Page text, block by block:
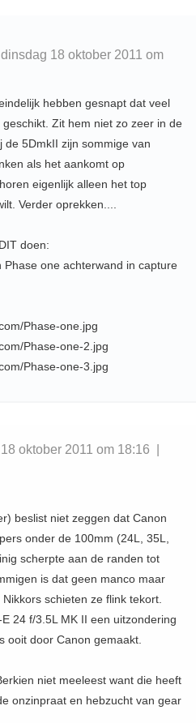
18 oktober 2011 om
hebben gesnapt dat veel
Zit hem niet zo zeer in de
5DmkII zijn sommige van
als het aankomt op
eigenlijk alleen het top
Verder oprekken....
doen:
one achterwand in capture
Phase-one.jpg
Phase-one-2.jpg
Phase-one-3.jpg
oktober 2011 om 18:16 |
beslist niet zeggen dat Canon
onder de 100mm (24L, 35L,
scherpte aan de randen tot
is dat geen manco maar
schieten ze flink tekort.
24 f/3.5L MK II een uitzondering
ooit door Canon gemaakt.
niet meeleest want die heeft
onzinpraat en hebzucht van gear